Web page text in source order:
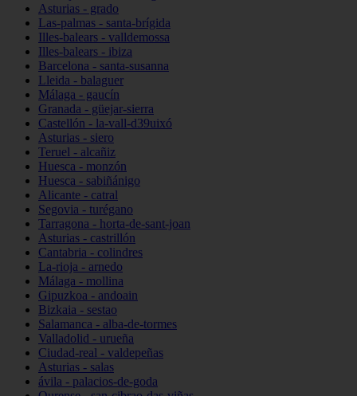
Asturias - grado
Las-palmas - santa-brígida
Illes-balears - valldemossa
Illes-balears - ibiza
Barcelona - santa-susanna
Lleida - balaguer
Málaga - gaucín
Granada - güejar-sierra
Castellón - la-vall-d39uixó
Asturias - siero
Teruel - alcañiz
Huesca - monzón
Huesca - sabiñánigo
Alicante - catral
Segovia - turégano
Tarragona - horta-de-sant-joan
Asturias - castrillón
Cantabria - colindres
La-rioja - arnedo
Málaga - mollina
Gipuzkoa - andoain
Bizkaia - sestao
Salamanca - alba-de-tormes
Valladolid - urueña
Ciudad-real - valdepeñas
Asturias - salas
ávila - palacios-de-goda